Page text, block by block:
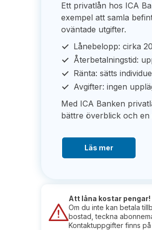
Ett privatlån hos ICA
exempel att samla
oväntade utgifter.
Lånebelopp: cirka
Återbetalningstid:
Ränta: sätts
Avgifter: ingen
Med ICA Banken
bättre överblick och
Läs mer
Att låna kostar pengar!
Om du inte kan betala
bostad, teckna
Kontaktuppgifter finns på